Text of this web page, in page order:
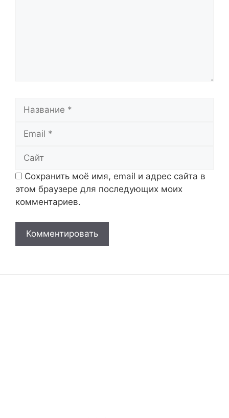
Название
Email
Сайт
Сохранить моё имя, email и адрес сайта в
этом браузере для последующих моих
комментариев.